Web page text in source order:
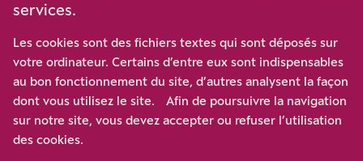
Participez à notre effort pour conforter la démocratie en
luttant contre l’ascension aux extrêmes, et la
disqualification de l’adversaire, en promouvant la
confrontation des idées et des opinions.
services.
Les cookies sont des fichiers textes qui sont déposés sur
votre ordinateur. Certains d’entre eux sont indispensables
au bon fonctionnement du site, d’autres analysent la façon
dont vous utilisez le site. Afin de poursuivre la navigation
sur notre site, vous devez accepter ou refuser l’utilisation
des cookies.